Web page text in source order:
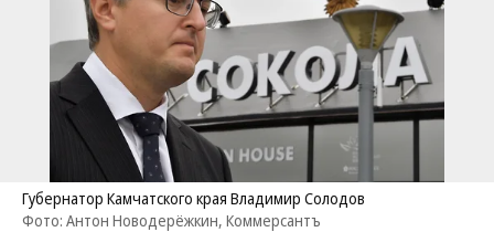
Губернатор Камчатского края Владимир Солодов
Фото: Антон Новодерёжкин, Коммерсантъ